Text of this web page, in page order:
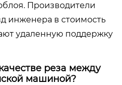
Производители
инженера в стоимость
удаленную поддержку
реза между
машиной?